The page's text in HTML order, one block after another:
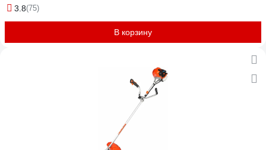
3.8(75)
В корзину